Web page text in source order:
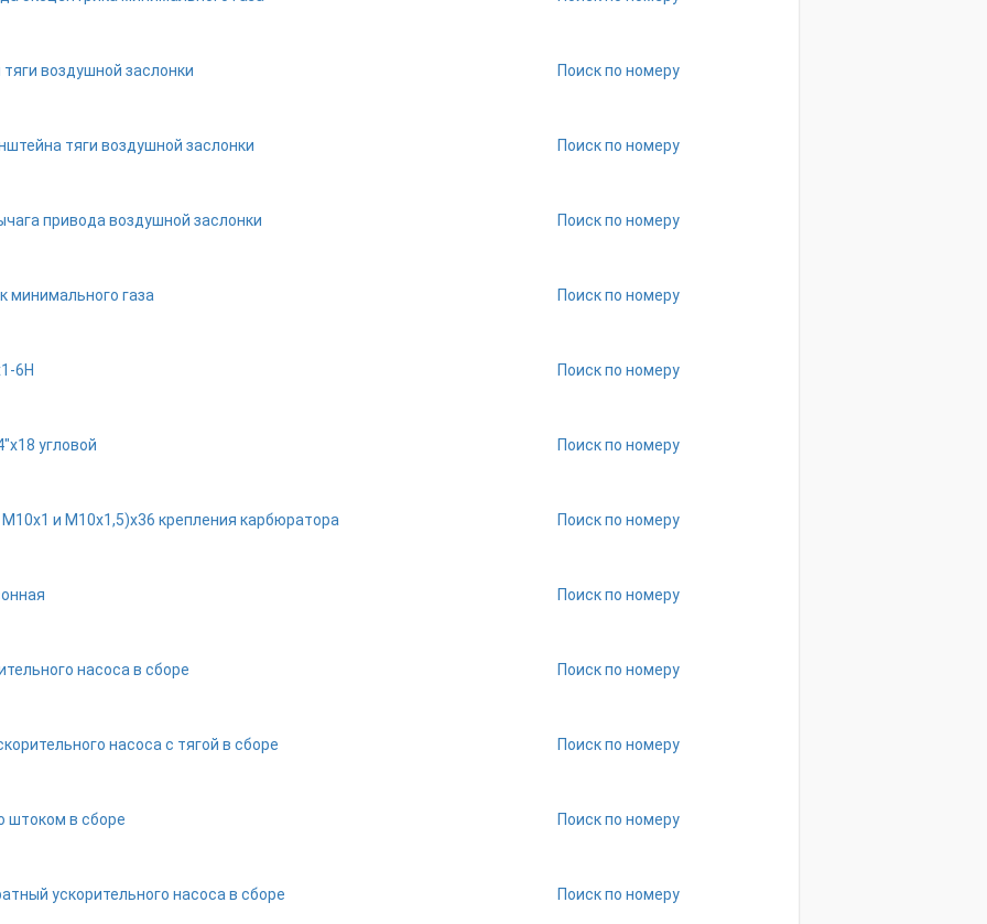
воздушной заслонки Поиск по номеру
тяги воздушной заслонки Поиск по номеру
привода воздушной заслонки Поиск по номеру
минимального газа Поиск по номеру
6Н Поиск по номеру
угловой Поиск по номеру
и М10х1,5)х36 крепления карбюратора Поиск по номеру
Поиск по номеру
насоса в сборе Поиск по номеру
насоса с тягой в сборе Поиск по номеру
штоком в сборе Поиск по номеру
ускорительного насоса в сборе Поиск по номеру